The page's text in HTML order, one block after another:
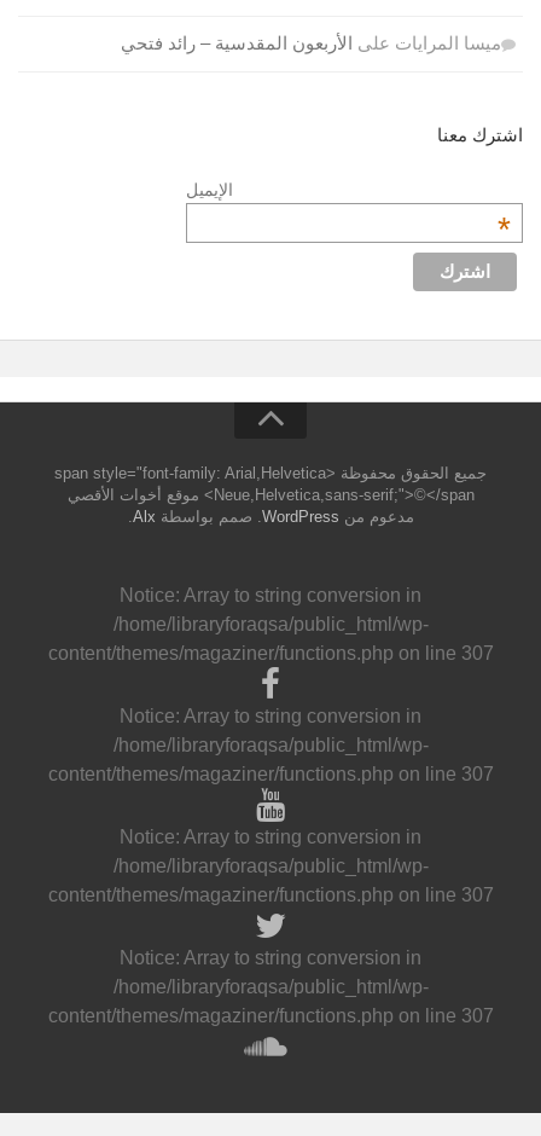
ميسا المرايات على الأربعون المقدسية – رائد فتحي
اشترك معنا
الإيميل
*
جميع الحقوق محفوظة <span style="font-family: Arial,Helvetica
Neue,Helvetica,sans-serif;">©</span> موقع أخوات الأقصي
مدعوم من WordPress. صمم بواسطة Alx
.
Notice: Array to string conversion in
/home/libraryforaqsa/public_html/wp-
content/themes/magaziner/functions.php on line 307
Notice: Array to string conversion in
/home/libraryforaqsa/public_html/wp-
content/themes/magaziner/functions.php on line 307
Notice: Array to string conversion in
/home/libraryforaqsa/public_html/wp-
content/themes/magaziner/functions.php on line 307
Notice: Array to string conversion in
/home/libraryforaqsa/public_html/wp-
content/themes/magaziner/functions.php on line 307